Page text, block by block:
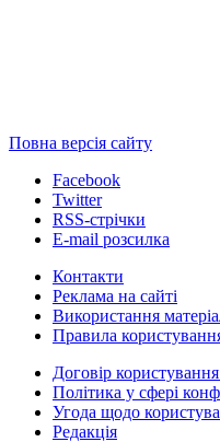
Повна версія сайту
Facebook
Twitter
RSS-стрічки
E-mail розсилка
Контакти
Реклама на сайті
Використання
Правила
Договір
Політика у сфері
Угода щодо
Редакція